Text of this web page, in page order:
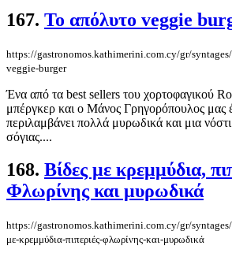
167. Το απόλυτο veggie
https://gastronomos.kathimerini.com.cy/gr/
veggie-burger
Ένα από τα best sellers του χορτοφαγικού
μπέργκερ και ο Μάνος Γρηγορόπουλος μας
περιλαμβάνει πολλά μυρωδικά και μια
σόγιας....
168. Βίδες με κρεμμύδια,
Φλωρίνης και μυρωδικά
https://gastronomos.kathimerini.com.cy/gr/syntages/
με-κρεμμύδια-πιπεριές-φλωρίνης-και-μυρωδικά